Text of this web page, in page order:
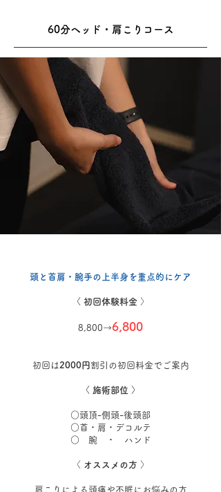
60分ヘッド・肩こりコース
頭と首肩・腕手の 上半身を重点的にケア
〈 初回体験料金 〉
8,800→6,800
初回は 2000円割引の初回料金でご案内
〈 施術部位 〉
○頭頂-側頭-後頭部
​○首・肩・デコルテ
○ 腕 ・ ハンド
〈 オススメの方 〉
​​ 肩こりによる頭痛や不眠にお悩みの 方